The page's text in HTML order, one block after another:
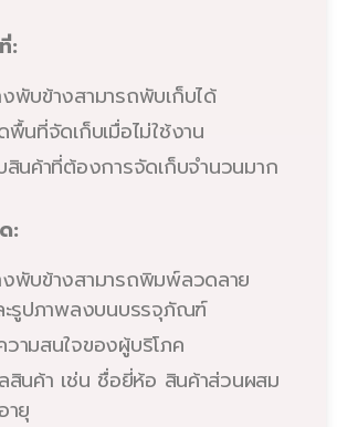
:
พับข้างสามารถพับเก็บได้
นที่จัดเก็บเมื่อไม่ใช้งาน
สินค้าที่ต้องการจัดเก็บจำนวนมาก
:
พับข้างสามารถพิมพ์ลวดลาย
ะรูปภาพลงบนบรรจุภัณฑ์
ามสนใจของผู้บริโภค
สินค้า เช่น ชื่อยี่ห้อ สินค้าส่วนผสม
ายุ